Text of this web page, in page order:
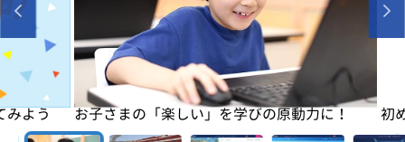
う お子さまの「楽しい」を学びの原動力に！ 初め